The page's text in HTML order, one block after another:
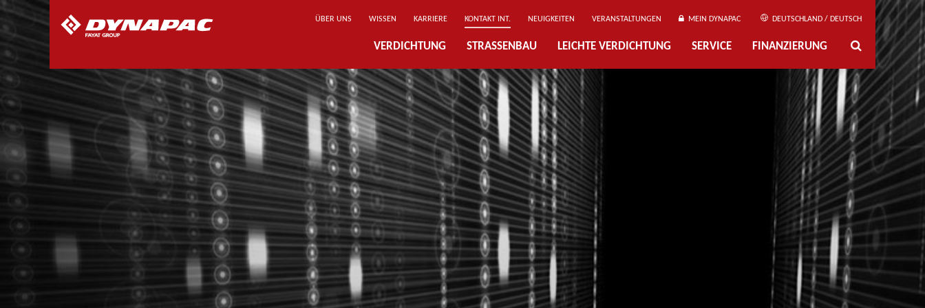
ÜBER UNS WISSEN KARRIERE KONTAKT INT. NEUIGKEITEN VERANSTALTUNGEN MEIN DYNAPAC DEUTSCHLAND / DEUTSCH
VERDICHTUNG STRASSENBAU LEICHTE VERDICHTUNG SERVICE FINANZIERUNG